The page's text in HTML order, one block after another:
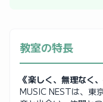
教室の特長
《楽しく、無理なく
MUSIC NESTは、東